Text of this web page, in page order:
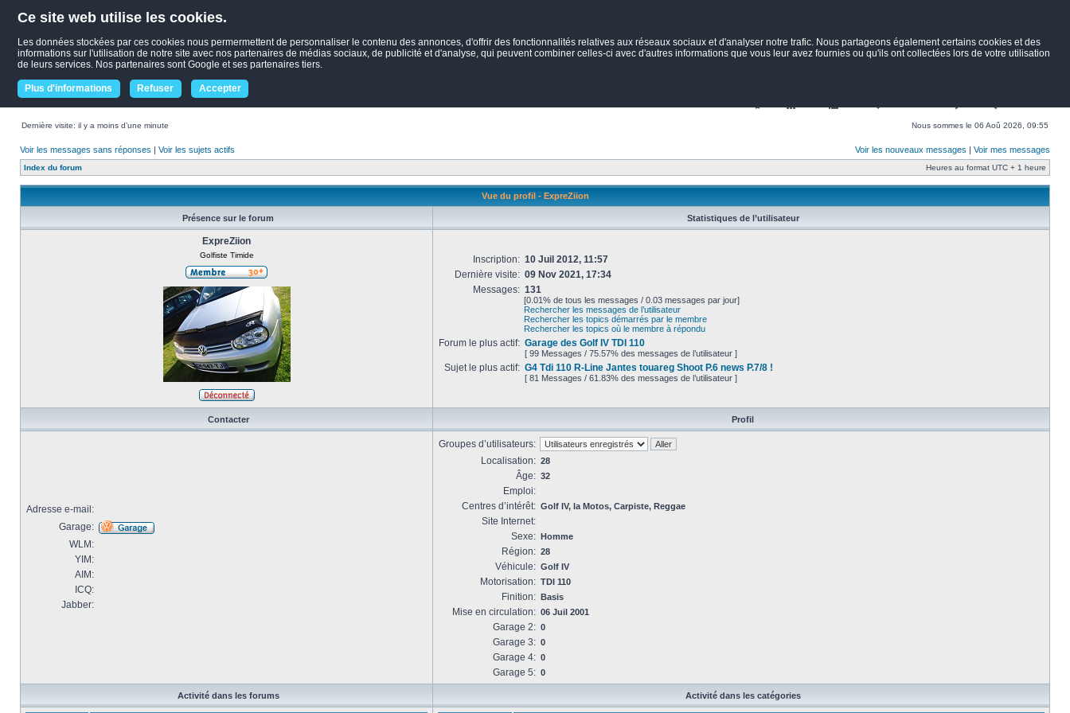
Ce site web utilise les cookies.
Les données stockées par ces cookies nous permermettent de personnaliser le contenu des annonces, d'offrir des fonctionnalités relatives aux réseaux sociaux et d'analyser notre trafic. Nous partageons également certains cookies et des
informations sur l'utilisation de notre site avec nos partenaires de médias sociaux, de publicité et d'analyse, qui peuvent combiner celles-ci avec d'autres informations que vous leur avez fournies ou qu'ils ont collectées lors de votre utilisation
de leurs services. Nos partenaires sont Google et ses partenaires tiers.
Plus d'informations Refuser Accepter
Dernière visite: il y a moins d’une minute Nous sommes le 06 Aoû 2026, 09:55
Voir les messages sans réponses | Voir les sujets actifs Voir les nouveaux messages | Voir mes messages
Index du forum Heures au format UTC + 1 heure
Vue du profil - ExpreZiion
Présence sur le forum Statistiques de l’utilisateur
ExpreZiion
Golfiste Timide Inscription: 10 Juil 2012, 11:57
Dernière visite: 09 Nov 2021, 17:34
Messages: 131
[0.01% de tous les messages / 0.03 messages par jour]
Rechercher les messages de l’utilisateur
Rechercher les topics démarrés par le membre
Rechercher les topics où le membre à répondu
Forum le plus actif: Garage des Golf IV TDI 110
[ 99 Messages / 75.57% des messages de l’utilisateur ]
Sujet le plus actif: G4 Tdi 110 R-Line Jantes touareg Shoot P.6 news P.7/8 !
[ 81 Messages / 61.83% des messages de l’utilisateur ]
Contacter Profil
Adresse e-mail:
Garage:
WLM:
YIM:
AIM:
ICQ:
Jabber:
Groupes d’utilisateurs:
Localisation: 28
Âge: 32
Emploi:
Centres d’intérêt: Golf IV, la Motos, Carpiste, Reggae
Site Internet:
Sexe: Homme
Région: 28
Véhicule: Golf IV
Motorisation: TDI 110
Finition: Basis
Mise en circulation: 06 Juil 2001
Garage 2: 0
Garage 3: 0
Garage 4: 0
Garage 5: 0
Activité dans les forums Activité dans les catégories